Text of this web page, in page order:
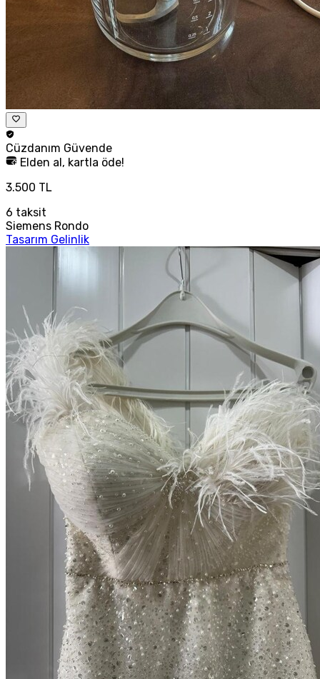
Cüzdanım Güvende
Elden al, kartla öde!
3.500 TL
6 taksit
Siemens Rondo
Tasarım Gelinlik